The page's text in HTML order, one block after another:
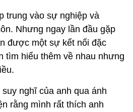
trung vào sự nghiệp và
Nhưng ngay lần đầu gặp
được một sự kết nối đặc
tìm hiểu thêm về nhau nhưng
nghĩ của anh qua ánh
rằng mình rất thích anh